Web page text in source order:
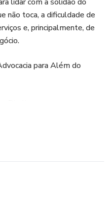
não toca, a dificuldade de
e, principalmente, de
para Além do